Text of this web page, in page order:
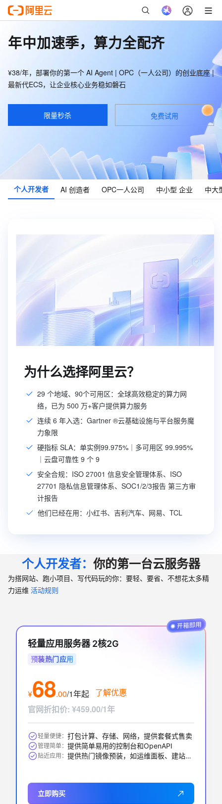
年中加速季，算力全配齐
¥38/年，部署你的第一个 AI Agent | OPC（一人公司）的创业底座 |
最新代ECS，让企业核心业务稳如磐石
限量秒杀 免费试用
个人开发者 AI 创造者 OPC一人公司 中小型 企业 中大
为什么选择阿里云？
29 个地域、90个可用区：全球高效稳定的算力网
络，已为 500 万+客户提供算力服务
连续 6 年入选：Gartner ®云基础设施与平台服务魔
力象限
硬指标 SLA：单实例99.975%｜多可用区 99.995%
｜云盘可靠性 9 个 9
安全合规：ISO 27001 信息安全管理体系、ISO
27701 隐私信息管理体系、SOC1/2/3报告 第三方审
计报告
他们已经在用：小红书、吉利汽车、网易、TCL
个人开发者： 你的第一台云服务器
为搭网站、跑小项目、写代码玩的你：要轻、要省、不想花太多精
力运维 活动规则
轻量应用服务器 2核2G
预装热门应用
¥68.00/1年起 了解优惠
官网折扣价: ¥459.00/1年
轻量便捷： 打包计算、存储、网络，提供套餐式售卖
管理简单： 提供简单易用的控制台和OpenAPI
贴近应用： 提供热门镜像预装，如运维面板、建站、AI应用等
立即购买